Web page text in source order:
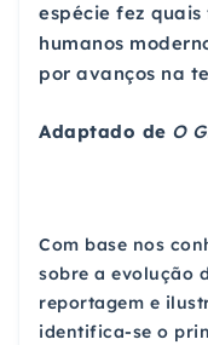
espécie fez
humanos
por avanços na
Adaptado de O
Com base nos
sobre a evolução
reportagem e
identifica-se o